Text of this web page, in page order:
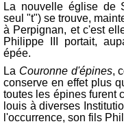
La nouvelle église de
seul "t") se trouve,
à Perpignan, et c'est
Philippe III portait,
épée.
La Couronne d'épines,
conserve en effet plus
toutes les épines furent
louis à diverses
l'occurrence, son fils